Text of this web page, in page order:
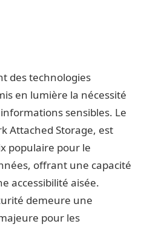
des technologies
en lumière la nécessité
sensibles. Le
Attached Storage, est
populaire pour le
offrant une capacité
accessibilité aisée.
demeure une
pour les